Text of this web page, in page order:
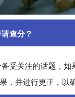
查分？
受关注的话题，如
，并进行更正，以